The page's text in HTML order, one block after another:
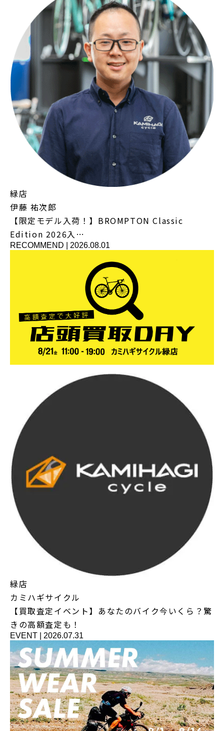
緑店
伊藤 祐次郎
【限定モデル入荷！】BROMPTON Classic
Edition 2026入…
RECOMMEND 2026.08.01
緑店
カミハギサイクル
【買取査定イベント】あなたのバイク今いくら？驚
きの高額査定も！
EVENT 2026.07.31